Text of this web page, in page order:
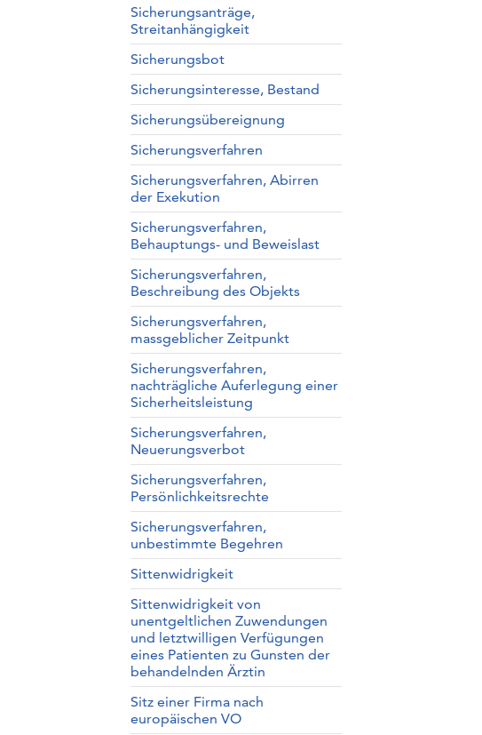
Sicherungsanträge,
Streitanhängigkeit
Sicherungsbot
Sicherungsinteresse, Bestand
Sicherungsübereignung
Sicherungsverfahren
Sicherungsverfahren, Abirren
der Exekution
Sicherungsverfahren,
Behauptungs- und Beweislast
Sicherungsverfahren,
Beschreibung des Objekts
Sicherungsverfahren,
massgeblicher Zeitpunkt
Sicherungsverfahren,
nachträgliche Auferlegung einer
Sicherheitsleistung
Sicherungsverfahren,
Neuerungsverbot
Sicherungsverfahren,
Persönlichkeitsrechte
Sicherungsverfahren,
unbestimmte Begehren
Sittenwidrigkeit
Sittenwidrigkeit von
unentgeltlichen Zuwendungen
und letztwilligen Verfügungen
eines Patienten zu Gunsten der
behandelnden Ärztin
Sitz einer Firma nach
europäischen VO